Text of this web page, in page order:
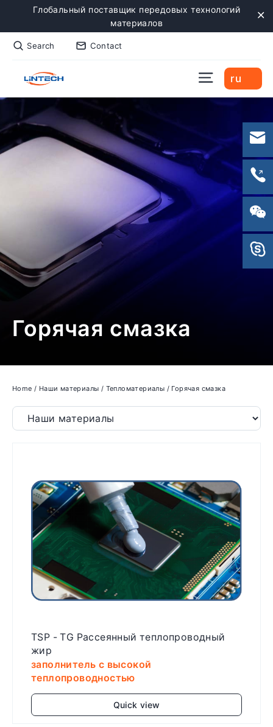
content
Глобальный поставщик передовых технологий
материалов
Search Contact
Site
ru
Горячая смазка
Home / Наши материалы / Тепломатериалы / Горячая смазка
Filter
TSP - TG Рассеянный теплопроводный
жир
заполнитель с высокой
теплопроводностью
Quick view